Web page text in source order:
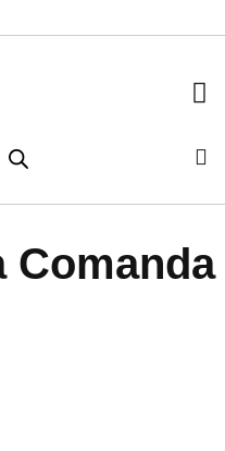
Comanda